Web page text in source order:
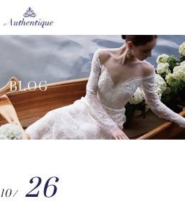
BLOG
10/ 26